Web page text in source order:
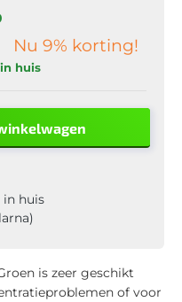
Nu 9% korting!
huis
in huis
is zeer geschikt
of voor